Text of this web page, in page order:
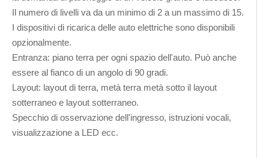
Il numero di livelli va da un minimo di 2 a un massimo di 15.
I dispositivi di ricarica delle auto elettriche sono disponibili
opzionalmente.
Entranza: piano terra per ogni spazio dell'auto. Può anche
essere al fianco di un angolo di 90 gradi.
Layout: layout di terra, metà terra metà sotto il layout
sotterraneo e layout sotterraneo.
Specchio di osservazione dell'ingresso, istruzioni vocali,
visualizzazione a LED ecc.